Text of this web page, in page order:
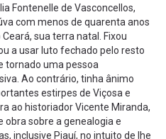
Fontenelle de Vasconcellos,
com menos de quarenta anos
sua terra natal. Fixou
a usar luto fechado pelo resto
tornado uma pessoa
Ao contrário, tinha ânimo
estirpes de Viçosa e
ao historiador Vicente Miranda,
sobre a genealogia e
inclusive Piauí, no intuito de lhe